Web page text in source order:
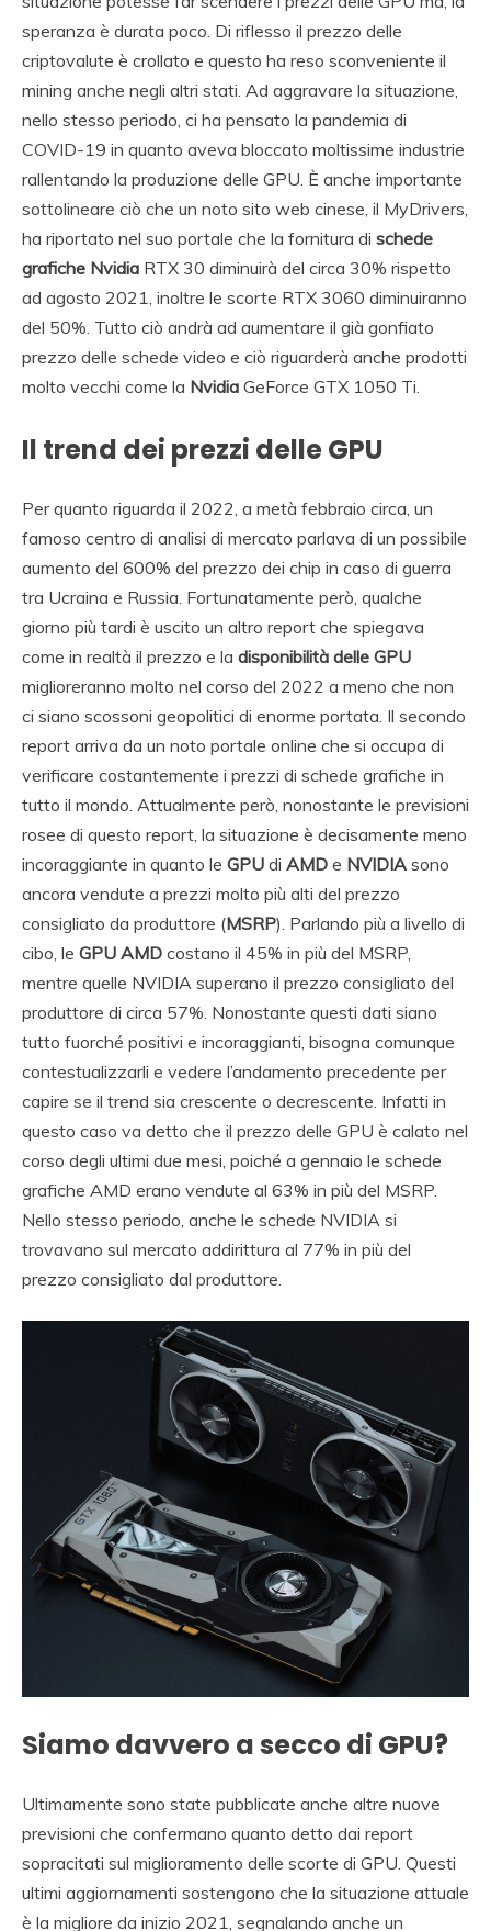
speranza è durata poco. Di riflesso il prezzo delle
criptovalute è crollato e questo ha reso sconveniente il
mining anche negli altri stati. Ad aggravare la situazione,
nello stesso periodo, ci ha pensato la pandemia di
COVID-19 in quanto aveva bloccato moltissime industrie
rallentando la produzione delle GPU. È anche importante
sottolineare ciò che un noto sito web cinese, il MyDrivers,
ha riportato nel suo portale che la fornitura di schede
grafiche Nvidia RTX 30 diminuirà del circa 30% rispetto
ad agosto 2021, inoltre le scorte RTX 3060 diminuiranno
del 50%. Tutto ciò andrà ad aumentare il già gonfiato
prezzo delle schede video e ciò riguarderà anche prodotti
molto vecchi come la Nvidia GeForce GTX 1050 Ti.
Il trend dei prezzi delle GPU
Per quanto riguarda il 2022, a metà febbraio circa, un
famoso centro di analisi di mercato parlava di un possibile
aumento del 600% del prezzo dei chip in caso di guerra
tra Ucraina e Russia. Fortunatamente però, qualche
giorno più tardi è uscito un altro report che spiegava
come in realtà il prezzo e la disponibilità delle GPU
miglioreranno molto nel corso del 2022 a meno che non
ci siano scossoni geopolitici di enorme portata. Il secondo
report arriva da un noto portale online che si occupa di
verificare costantemente i prezzi di schede grafiche in
tutto il mondo. Attualmente però, nonostante le previsioni
rosee di questo report, la situazione è decisamente meno
incoraggiante in quanto le GPU di AMD e NVIDIA sono
ancora vendute a prezzi molto più alti del prezzo
consigliato da produttore (MSRP). Parlando più a livello di
cibo, le GPU AMD costano il 45% in più del MSRP,
mentre quelle NVIDIA superano il prezzo consigliato del
produttore di circa 57%. Nonostante questi dati siano
tutto fuorché positivi e incoraggianti, bisogna comunque
contestualizzarli e vedere l’andamento precedente per
capire se il trend sia crescente o decrescente. Infatti in
questo caso va detto che il prezzo delle GPU è calato nel
corso degli ultimi due mesi, poiché a gennaio le schede
grafiche AMD erano vendute al 63% in più del MSRP.
Nello stesso periodo, anche le schede NVIDIA si
trovavano sul mercato addirittura al 77% in più del
prezzo consigliato dal produttore.
Siamo davvero a secco di GPU?
Ultimamente sono state pubblicate anche altre nuove
previsioni che confermano quanto detto dai report
sopracitati sul miglioramento delle scorte di GPU. Questi
ultimi aggiornamenti sostengono che la situazione attuale
è la migliore da inizio 2021, segnalando anche un